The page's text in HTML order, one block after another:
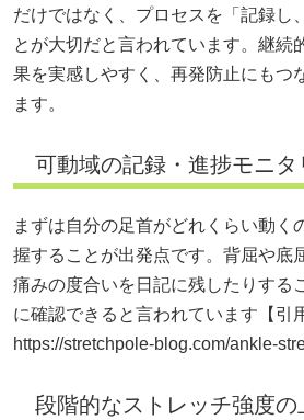
だけではなく、プロセスを「記録し
とが大切だと言われています。継続
果を実感しやすく、再発防止にもつ
ます。
可動域の記録・進捗モニタ
まずは自分の足首がどれくらい動く
握することが出発点です。背屈や底
痛みの度合いを日記に残したりする
に確認できると言われています【引
https://stretchpole-blog.com/ankle-
段階的なストレッチ強度の